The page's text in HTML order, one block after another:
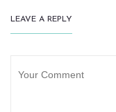
LEAVE A REPLY